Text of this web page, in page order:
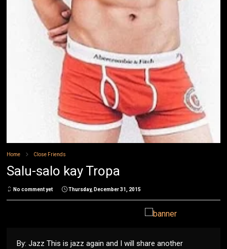
Home Close Friends
Salu-salo kay Tropa
No comment yet Thursday, December 31, 2015
By: Jazz This is jazz again and I will share another